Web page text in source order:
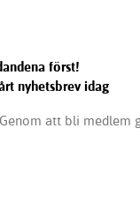
först!
nyhetsbrev idag
Genom att bli medlem